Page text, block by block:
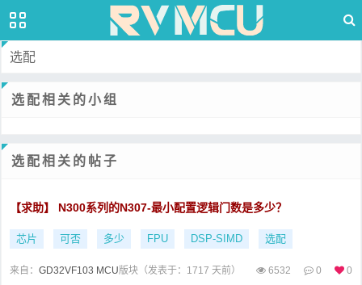
选配
选配相关的小组
选配相关的帖子
【求助】 N300系列的N307-最小配置逻辑门数是多少？
芯片 可否 多少 FPU DSP-SIMD 选配
来自： GD32VF103 MCU版块（发表于：1717 天前） 6532 0 0